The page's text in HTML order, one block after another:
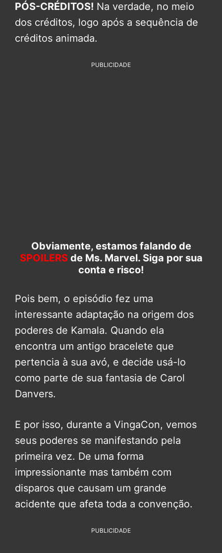
PÓS-CRÉDITOS! Na verdade, no meio
dos créditos, logo após a sequência de
créditos animada.
PUBLICIDADE
Obviamente, estamos falando de
SPOILERSde Ms. Marvel. Siga por sua
conta e risco!
Pois bem, o episódio fez uma
interessante adaptação na origem dos
poderes de Kamala. Quando ela
encontra um antigo bracelete que
pertencia à sua avó, e decide usá-lo
como parte de sua fantasia de Carol
Danvers.
E por isso, durante a VingaCon, vemos
seus poderes se manifestando pela
primeira vez. De uma forma
impressionante mas também com
disparos que causam um grande
acidente que afeta toda a convenção.
PUBLICIDADE